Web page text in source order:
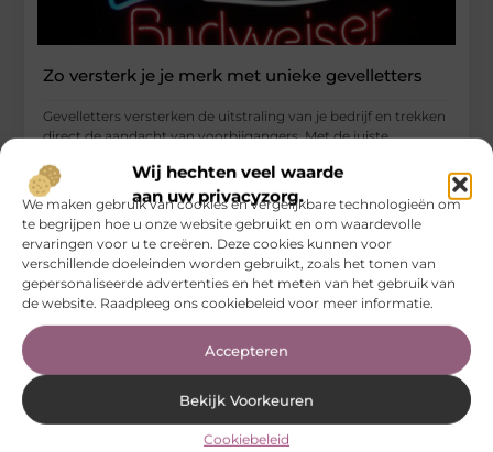
Wij hechten veel waarde
aan uw privacyzorg.
We maken gebruik van cookies en vergelijkbare technologieën om
te begrijpen hoe u onze website gebruikt en om waardevolle
ervaringen voor u te creëren. Deze cookies kunnen voor
verschillende doeleinden worden gebruikt, zoals het tonen van
gepersonaliseerde advertenties en het meten van het gebruik van
de website. Raadpleeg ons cookiebeleid voor meer informatie.
Accepteren
Bekijk Voorkeuren
Cookiebeleid
Zo versterk je je merk met unieke gevelletters
Gevelletters versterken de uitstraling van je bedrijf en trekken
direct de aandacht van voorbijgangers. Met de juiste
...
Aanbiedingen